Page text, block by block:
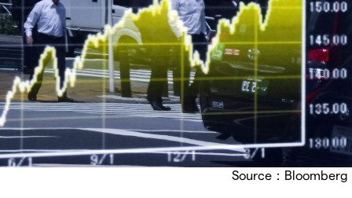
Source：Bloomberg